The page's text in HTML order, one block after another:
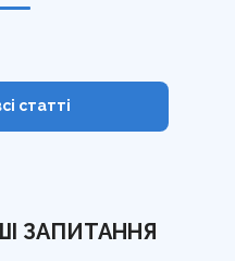
cтатті
ЗАПИТАННЯ